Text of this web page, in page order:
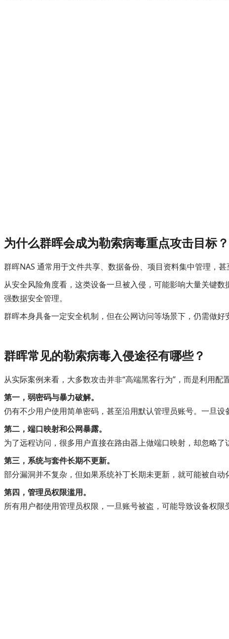
为什么群晖会成为勒索病毒重点攻击目标？
群晖NAS 通常用于文件共享、数据备份、项目资料集中管理，
从安全风险角度看，这类设备一旦被入侵，可能影响大量关键
强数据安全管理。
群晖本身具备一定安全机制，但在公网访问等场景下，仍需做好
群晖常见的勒索病毒入侵途径有哪些？
从实际案例来看，大多数攻击并非“高端黑客行为”，而是利用配
第一，弱密码与暴力破解。
仍有不少用户使用简单密码，甚至沿用默认管理员账号。一旦
第二，端口映射和公网暴露。
为了远程访问，很多用户直接在路由器上做端口映射，却忽略了
第三，系统与套件长期不更新。
部分漏洞并不复杂，但如果系统补丁长期未更新，就可能被自动
第四，管理员权限滥用。
所有用户都使用管理员权限，一旦账号被盗，可能导致设备权限